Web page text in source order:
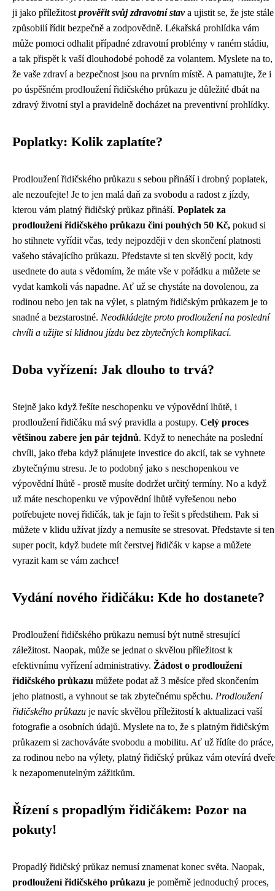
ji jako příležitost prověřit svůj zdravotní stava ujistit se, že jste stále
způsobilí řídit bezpečně a zodpovědně. Lékařská prohlídka vám
může pomoci odhalit případné zdravotní problémy v raném stádiu,
a tak přispět k vaší dlouhodobé pohodě za volantem. Myslete na to,
že vaše zdraví a bezpečnost jsou na prvním místě. A pamatujte, že i
po úspěšném prodloužení řidičského průkazu je důležité dbát na
zdravý životní styl a pravidelně docházet na preventivní prohlídky.
Poplatky: Kolik zaplatíte?
Prodloužení řidičského průkazu s sebou přináší i drobný poplatek,
ale nezoufejte! Je to jen malá daň za svobodu a radost z jízdy,
kterou vám platný řidičský průkaz přináší. Poplatek za
prodloužení řidičského průkazu činí pouhých 50 Kč, pokud si
ho stihnete vyřídit včas, tedy nejpozději v den skončení platnosti
vašeho stávajícího průkazu. Představte si ten skvělý pocit, kdy
usednete do auta s vědomím, že máte vše v pořádku a můžete se
vydat kamkoli vás napadne. Ať už se chystáte na dovolenou, za
rodinou nebo jen tak na výlet, s platným řidičským průkazem je to
snadné a bezstarostné. Neodkládejte proto prodloužení na poslední
chvíli a užijte si klidnou jízdu bez zbytečných komplikací.
Doba vyřízení: Jak dlouho to trvá?
Stejně jako když řešíte neschopenku ve výpovědní lhůtě, i
prodloužení řidičáku má svý pravidla a postupy. Celý proces
většinou zabere jen pár tejdnů. Když to nenecháte na poslední
chvíli, jako třeba když plánujete investice do akcií, tak se vyhnete
zbytečnýmu stresu. Je to podobný jako s neschopenkou ve
výpovědní lhůtě - prostě musíte dodržet určitý termíny. No a když
už máte neschopenku ve výpovědní lhůtě vyřešenou nebo
potřebujete novej řidičák, tak je fajn to řešit s předstihem. Pak si
můžete v klidu užívat jízdy a nemusíte se stresovat. Představte si ten
super pocit, když budete mít čerstvej řidičák v kapse a můžete
vyrazit kam se vám zachce!
Vydání nového řidičáku: Kde ho dostanete?
Prodloužení řidičského průkazu nemusí být nutně stresující
záležitost. Naopak, může se jednat o skvělou příležitost k
efektivnímu vyřízení administrativy. Žádost o prodloužení
řidičského průkazu můžete podat až 3 měsíce před skončením
jeho platnosti, a vyhnout se tak zbytečnému spěchu. Prodloužení
řidičského průkazu je navíc skvělou příležitostí k aktualizaci vaší
fotografie a osobních údajů. Myslete na to, že s platným řidičským
průkazem si zachováváte svobodu a mobilitu. Ať už řídíte do práce,
za rodinou nebo na výlety, platný řidičský průkaz vám otevírá dveře
k nezapomenutelným zážitkům.
Řízení s propadlým řidičákem: Pozor na
pokuty!
Propadlý řidičský průkaz nemusí znamenat konec světa. Naopak,
prodloužení řidičského průkazu je poměrně jednoduchý proces,